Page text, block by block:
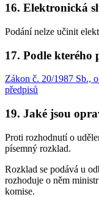
16. Elektronická
Podání nelze učinit
17. Podle kterého
Zákon č. 20/1987 Sb.,
předpisů
19. Jaké jsou
Proti rozhodnutí o
písemný rozklad.
Rozklad se podává u
rozhoduje o něm
komise.